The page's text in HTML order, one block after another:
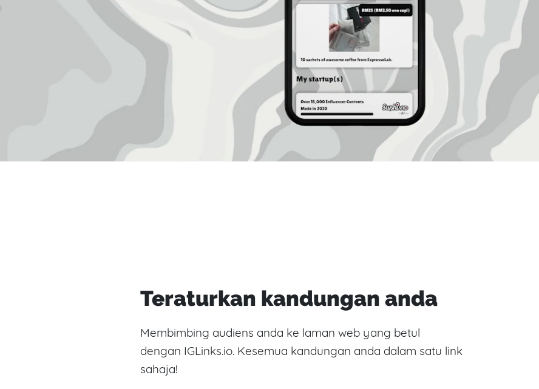
Teraturkan kandungan anda
Membimbing audiens anda ke laman web yang betul
dengan IGLinks.io. Kesemua kandungan anda dalam satu link
sahaja!